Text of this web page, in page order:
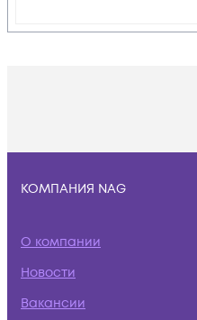
КОМПАНИЯ NAG
О компании
Новости
Вакансии